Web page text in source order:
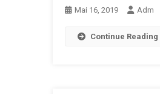
Mai 16, 2019 Adm
Continue Reading